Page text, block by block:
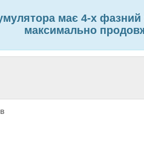
має 4-х
максимально